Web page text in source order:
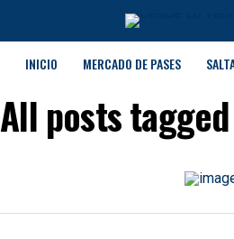
INICIO MERCADO DE PASES
All posts